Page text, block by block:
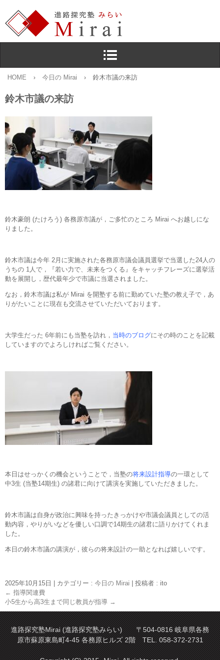
HOME › 今日の Mirai › 鈴木市議の来訪
鈴木市議の来訪
鈴木豪朗 (たけろう) 各務原市議が，ご多忙のところ Mirai へお越しにな
りました。
鈴木市議は今年 2月に実施された各務原市議会議員選挙で当選した24人の
うちの 1人で，『若い力で、未来をつくる』をキャッチフレーズに選挙活
動を展開し，歴代最年少で市議に当選されました。
なお，鈴木市議は私が Mirai を開塾する前に勤めていた塾の教え子で，あ
りがたいことに現在も交流させていただいております。
大学生だった 6年前にも当塾を訪れ， 当時のブログにその時のことを記載
していますのでよろしければご覧ください。
本日はせっかくの機会ということで，当塾の将来設計指導の一環として
中3生 (当塾14期生) の諸君に向けて講演を実施していただきました。
鈴木市議は自身が政治に興味を持ったきっかけや市議会議員としての活
動内容，やりがいなどを優しい口調で14期生の諸君に語りかけてくれま
した。
本日の鈴木市議の講演が，彼らの将来設計の一助となれば嬉しいです。
2025年10月15日 カテゴリー : 今日の Mirai
投稿者 : ito
← 指導関連費
小5生から高3生まで同じ教員が指導 →
進路探究塾Mirai (進路探究塾みらい) 〒504-0816 岐阜県各務
原市蘇原東島町4-45 各務原ヒルズ 2階 TEL. 058-372-2731